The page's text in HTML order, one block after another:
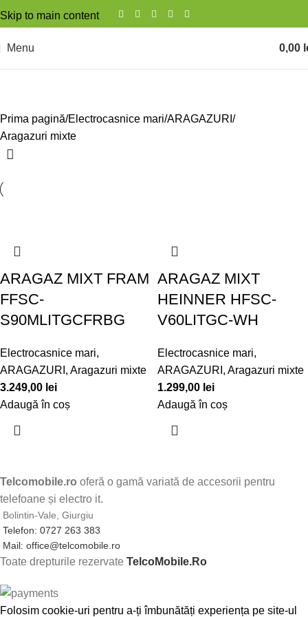
Skip to main content
Menu 0,00
Prima pagină Electrocasnice mari ARAGAZURI
Aragazuri mixte
ARAGAZ MIXT FRAM
FFSC-
S90MLITGCFRBG
Electrocasnice mari,
ARAGAZURI , Aragazuri mixte
3.249,00 lei
Adaugă în coș
ARAGAZ MIXT
HEINNER HFSC-
V60LITGC-WH
Electrocasnice mari,
ARAGAZURI , Aragazuri mixte
1.299,00 lei
Adaugă în coș
Telcomobile.ro oferă o gamă variată de accesorii pentru
telefoane și electro it.
Bolintin-Vale, Giurgiu
Telefon: 0727 263 383
Mail: office@telcomobile.ro
Toate drepturile rezervate TelcoMobile.Ro
Folosim cookie-uri pentru a-ți îmbunătăți experiența pe site-ul